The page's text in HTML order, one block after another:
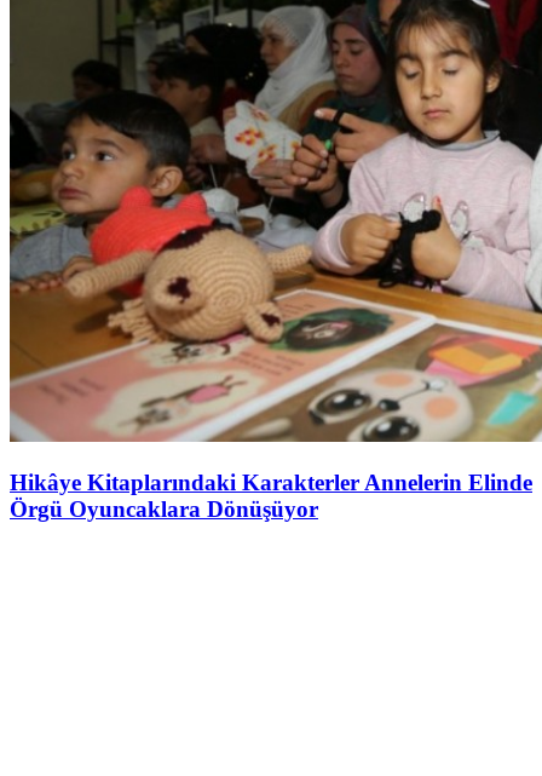
Hikâye Kitaplarındaki Karakterler Annelerin Elinde
Örgü Oyuncaklara Dönüşüyor